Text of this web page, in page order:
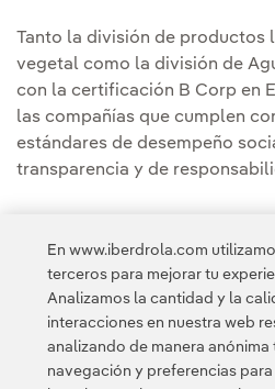
Tanto la división de productos
vegetal como la división de
con la certificación B Corp en
las compañías que cumplen
estándares de desempeño
transparencia y de
Acceso a información legal
En www.iberdrola.com
terceros para mejorar tu
Analizamos la cantidad y la
interacciones en nuestra web
analizando de manera anónima
navegación y preferencias